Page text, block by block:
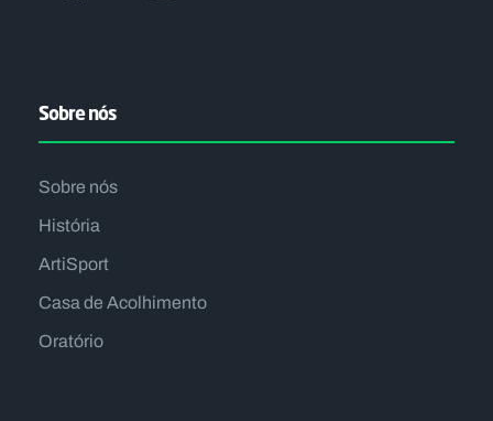
Sobre nós
Sobre nós
História
ArtiSport
Casa de Acolhimento
Oratório